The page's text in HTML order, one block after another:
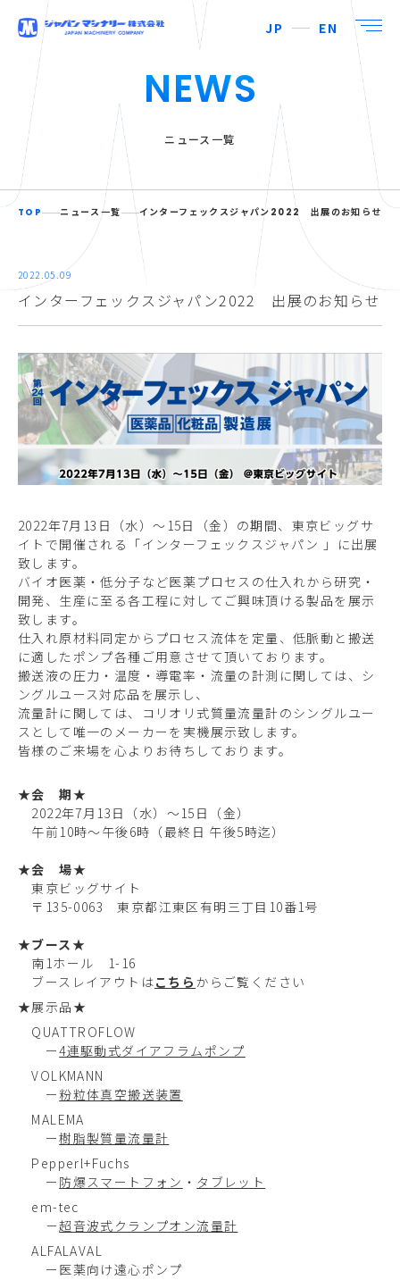
JP EN
NEWS
ニュース一覧
TOP ニュース一覧 インターフェックスジャパン2022 出展のお知らせ
2022.05.09
インターフェックスジャパン2022 出展のお知らせ
2022年7月13日（水）～15日（金）の期間、東京ビッグサ
イトで開催される「インターフェックスジャパン 」に出展
致します。
バイオ医薬・低分子など医薬プロセスの仕入れから研究・
開発、生産に至る各工程に対してご興味頂ける製品を展示
致します。
仕入れ原材料同定からプロセス流体を定量、低脈動と搬送
に適したポンプ各種ご用意させて頂いております。
搬送液の圧力・温度・導電率・流量の計測に関しては、シ
ングルユース対応品を展示し、
流量計に関しては、コリオリ式質量流量計のシングルユー
スとして唯一のメーカーを実機展示致します。
皆様のご来場を心よりお待ちしております。
★会 期★
2022年7月13日（水）～15日（金）
午前10時～午後6時（最終日 午後5時迄）
★会 場★
東京ビッグサイト
〒135-0063 東京都江東区有明三丁目10番1号
★ブース★
南1ホール 1-16
ブースレイアウトはこちら からご覧ください
★展示品★
QUATTROFLOW
ー4連駆動式ダイアフラムポンプ
VOLKMANN
ー粉粒体真空搬送装置
MALEMA
ー樹脂製質量流量計
Pepperl+Fuchs
ー 防爆スマートフォン ・ タブレット
em-tec
－超音波式クランプオン流量計
ALFALAVAL
ー医薬向け遠心ポンプ